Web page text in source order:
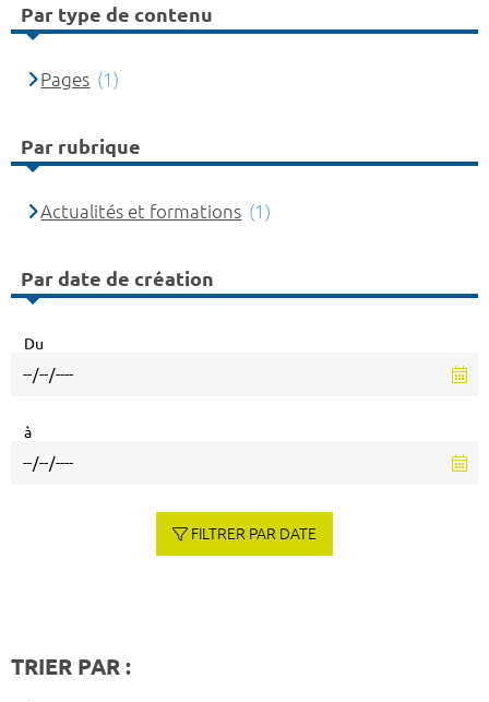
Par type de contenu
Pages (1)
Par rubrique
Actualités et formations (1)
Par date de création
Du
à
FILTRER PAR DATE
TRIER PAR :